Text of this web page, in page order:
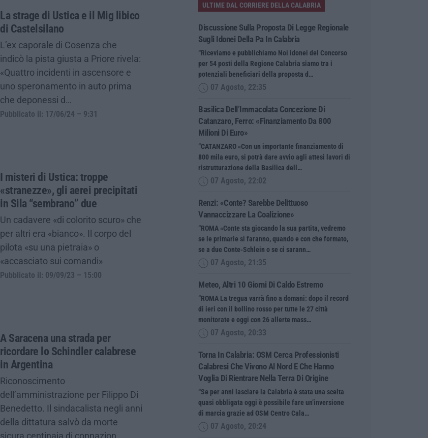
La strage di Ustica e il Mig libico
di Castelsilano
L’ex caporale di Cosenza che
indicò la pista giusta a Priore rivela:
«Quattro incidenti in ascensore e
uno speronamento in auto prima
che deponessi d…
Pubblicato il: 17/06/24 – 9:31
I misteri di Ustica: troppe
«stranezze», gli aerei precipitati
in Sila “sembrano” due
Un cadavere «di colorito scuro» che
per altri era «bianco». Il corpo del
pilota «su una pietraia» o
«accasciato sui comandi»
Pubblicato il: 09/09/23 – 15:00
A Saracena una strada per
ricordare lo Schindler calabrese
in Argentina
Riconoscimento
dell’amministrazione per Filippo Di
Benedetto. Il sindacalista negli anni
della dittatura salvò da morte
sicura centinaia di connazion…
ULTIME DAL CORRIERE DELLA CALABRIA
Discussione Sulla Proposta Di Legge Regionale
Sugli Idonei Della Pa In Calabria
“Riceviamo e pubblichiamo Noi idonei del Concorso
per 54 posti della Regione Calabria siamo tra i
potenziali beneficiari della proposta d…
07 Agosto, 22:35
Basilica Dell’Immacolata Concezione Di
Catanzaro, Ferro: «finanziamento Da 800
Milioni Di Euro»
“CATANZARO «Con un importante finanziamento di
800 mila euro, si potrà dare avvio agli attesi lavori di
ristrutturazione della Basilica dell…
07 Agosto, 22:02
Renzi: «Conte? Sarebbe Delittuoso
Vannaccizzare La Coalizione»
“ROMA «Conte sta giocando la sua partita, vedremo
se le primarie si faranno, quando e con che formato,
se a due Conte-Schlein o se ci sarann…
07 Agosto, 21:35
Meteo, Altri 10 Giorni Di Caldo Estremo
“ROMA La tregua varrà fino a domani: dopo il record
di ieri con il bollino rosso per tutte le 27 città
monitorate e oggi con 26 allerte mass…
07 Agosto, 20:33
Torna In Calabria: OSM Cerca Professionisti
Calabresi Che Vivono Al Nord E Che Hanno
Voglia Di Rientrare Nella Terra Di Origine
“Se per anni lasciare la Calabria è stata una scelta
quasi obbligata oggi è possibile fare un’inversione
di marcia grazie ad OSM Centro Cala…
07 Agosto, 20:24